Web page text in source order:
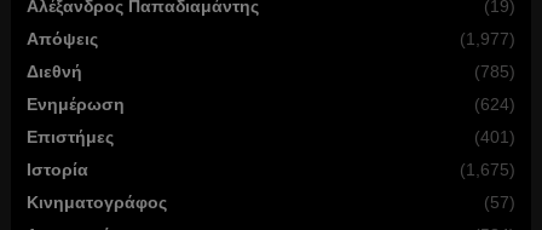
Αλέξανδρος Παπαδιαμάντης
(19)
Απόψεις
(1,977)
Διεθνή
(785)
Ενημέρωση
(624)
Επιστήμες
(401)
Ιστορία
(1,675)
Κινηματογράφος
(57)